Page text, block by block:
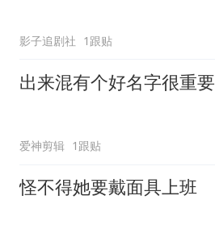
影子追剧社 1跟贴
出来混有个好名字很重要
爱神剪辑 1跟贴
怪不得她要戴面具上班